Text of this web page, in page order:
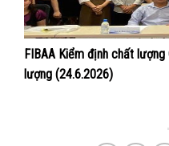
FIBAA Kiểm định chất
lượng (24.6.2026)